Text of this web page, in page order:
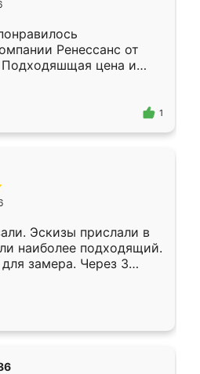
Ренессанс от
цена и
Приехавший
Владислав
эскизу самый
1
Эскизы прислали в
наиболее подходящий.
замера. Через 3
готова. Остались
Спасибо Ренессанс
работу!